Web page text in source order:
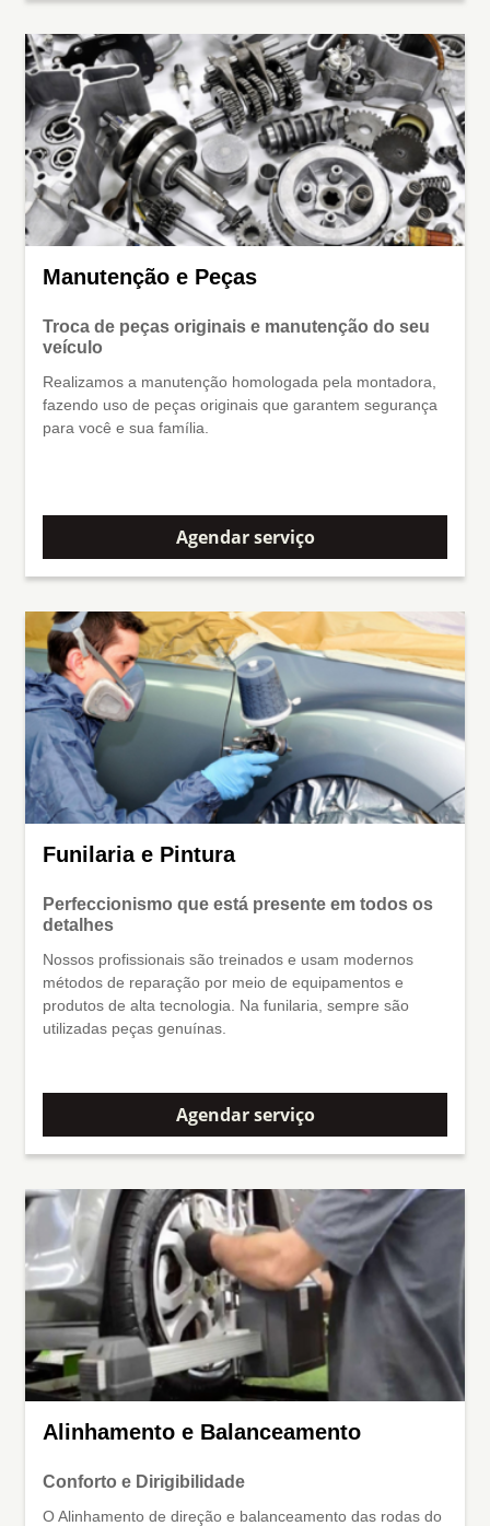
Manutenção e Peças
Troca de peças originais e manutenção do seu
veículo
Realizamos a manutenção homologada pela montadora,
fazendo uso de peças originais que garantem segurança
para você e sua família.
Agendar serviço
Funilaria e Pintura
Perfeccionismo que está presente em todos os
detalhes
Nossos profissionais são treinados e usam modernos
métodos de reparação por meio de equipamentos e
produtos de alta tecnologia. Na funilaria, sempre são
utilizadas peças genuínas.
Agendar serviço
Alinhamento e Balanceamento
Conforto e Dirigibilidade
O Alinhamento de direção e balanceamento das rodas do